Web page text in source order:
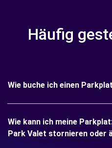
Häufig
Wie buche ich einen
Wie kann ich meine
Park Valet stornieren oder